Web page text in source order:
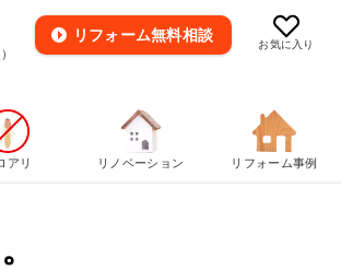
お気に入り
リフォーム無料相談
アリ リノベーション リフォーム事例